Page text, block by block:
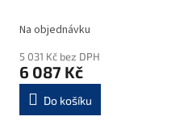
Na objednávku
5 031 Kč bez DPH
6 087 Kč
Do košíku